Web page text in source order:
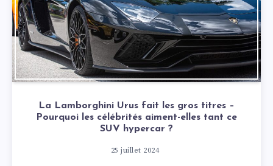
La Lamborghini Urus fait les gros titres –
Pourquoi les célébrités aiment-elles tant ce
SUV hypercar ?
25 juillet 2024